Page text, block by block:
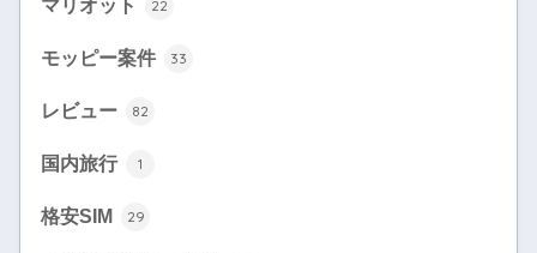
マリオット 22
モッピー案件 33
レビュー 82
国内旅行 1
格安SIM 29